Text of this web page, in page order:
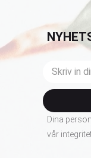
Dina
vår